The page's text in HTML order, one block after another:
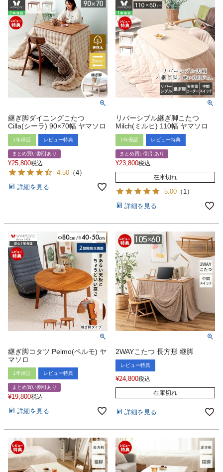
継ぎ脚ダイニングこたつ
Cilla(シーラ) 90×70幅 ヤマソロ
1年保証 レビュー特典
まとめ買い割引あり
¥25,800税込
4.50 （4）
詳細を見る
リバーシブル継ぎ脚こたつ
Milch(ミルヒ) 110幅 ヤマソロ
1年保証 レビュー特典
まとめ買い割引あり
¥23,800税込
在庫切れ
5.00 （ 1）
詳細を見る
継ぎ脚コタツ Pelmo(ペルモ) ヤ
マソロ
1年保証 レビュー特典
まとめ買い割引あり
¥19,800税込
詳細を見る
2WAYこたつ 長方形 継脚
レビュー特典
¥24,800税込
在庫切れ
詳細を見る